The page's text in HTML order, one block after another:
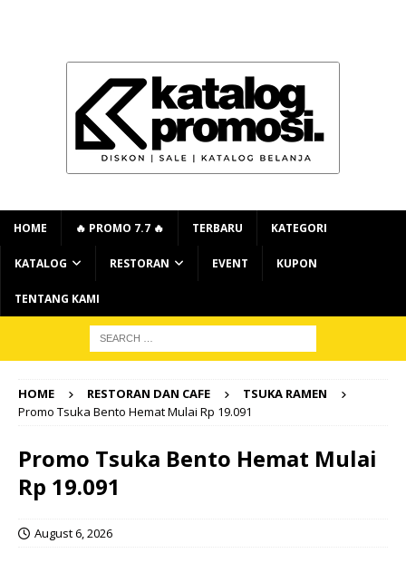
HOME 🔥 PROMO 7.7 🔥 TERBARU KATEGORI
KATALOG RESTORAN EVENT KUPON
TENTANG KAMI
HOME RESTORAN DAN CAFE
TSUKA RAMEN
Promo Tsuka Bento Hemat Mulai Rp 19.091
Promo Tsuka Bento Hemat Mulai
Rp 19.091
August 6, 2026